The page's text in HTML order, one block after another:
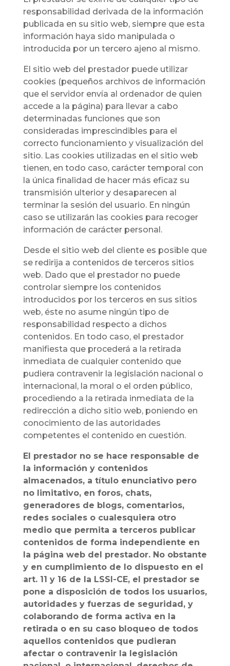
responsabilidad derivada de la información
publicada en su sitio web, siempre que esta
información haya sido manipulada o
introducida por un tercero ajeno al mismo.
El sitio web del prestador puede utilizar
cookies (pequeños archivos de información
que el servidor envía al ordenador de quien
accede a la página) para llevar a cabo
determinadas funciones que son
consideradas imprescindibles para el
correcto funcionamiento y visualización del
sitio. Las cookies utilizadas en el sitio web
tienen, en todo caso, carácter temporal con
la única finalidad de hacer más eficaz su
transmisión ulterior y desaparecen al
terminar la sesión del usuario. En ningún
caso se utilizarán las cookies para recoger
información de carácter personal.
Desde el sitio web del cliente es posible que
se redirija a contenidos de terceros sitios
web. Dado que el prestador no puede
controlar siempre los contenidos
introducidos por los terceros en sus sitios
web, éste no asume ningún tipo de
responsabilidad respecto a dichos
contenidos. En todo caso, el prestador
manifiesta que procederá a la retirada
inmediata de cualquier contenido que
pudiera contravenir la legislación nacional o
internacional, la moral o el orden público,
procediendo a la retirada inmediata de la
redirección a dicho sitio web, poniendo en
conocimiento de las autoridades
competentes el contenido en cuestión.
El prestador no se hace responsable de
la información y contenidos
almacenados, a título enunciativo pero
no limitativo, en foros, chats,
generadores de blogs, comentarios,
redes sociales o cualesquiera otro
medio que permita a terceros publicar
contenidos de forma independiente en
la página web del prestador. No obstante
y en cumplimiento de lo dispuesto en el
art. 11 y 16 de la LSSI-CE, el prestador se
pone a disposición de todos los usuarios,
autoridades y fuerzas de seguridad, y
colaborando de forma activa en la
retirada o en su caso bloqueo de todos
aquellos contenidos que pudieran
afectar o contravenir la legislación